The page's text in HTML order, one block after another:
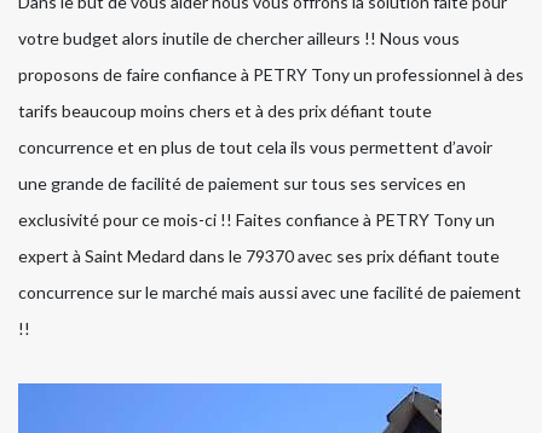
votre budget alors inutile de chercher ailleurs !! Nous vous
proposons de faire confiance à PETRY Tony un professionnel à des
tarifs beaucoup moins chers et à des prix défiant toute
concurrence et en plus de tout cela ils vous permettent d’avoir
une grande de facilité de paiement sur tous ses services en
exclusivité pour ce mois-ci !! Faites confiance à PETRY Tony un
expert à Saint Medard dans le 79370 avec ses prix défiant toute
concurrence sur le marché mais aussi avec une facilité de paiement
!!